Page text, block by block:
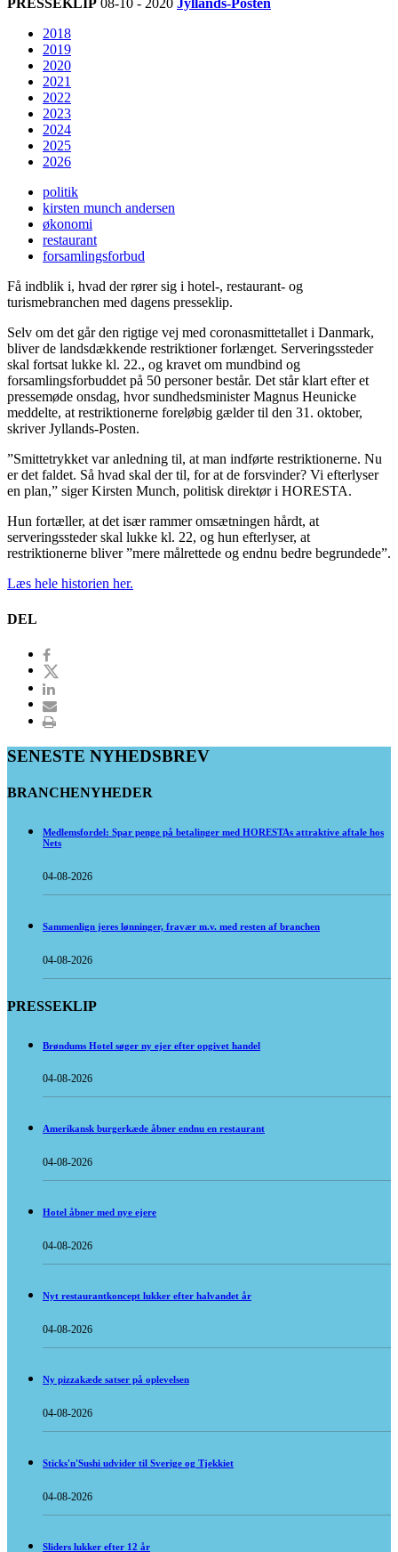
PRESSEKLIP 08-10 - 2020 Jyllands-Posten
2018
2019
2020
2021
2022
2023
2024
2025
2026
politik
kirsten munch andersen
økonomi
restaurant
forsamlingsforbud
Få indblik i, hvad der rører sig i hotel-, restaurant- og
turismebranchen med dagens presseklip.
Selv om det går den rigtige vej med coronasmittetallet i Danmark,
bliver de landsdækkende restriktioner forlænget. Serveringssteder
skal fortsat lukke kl. 22., og kravet om mundbind og
forsamlingsforbuddet på 50 personer består. Det står klart efter et
pressemøde onsdag, hvor sundhedsminister Magnus Heunicke
meddelte, at restriktionerne foreløbig gælder til den 31. oktober,
skriver Jyllands-Posten.
”Smittetrykket var anledning til, at man indførte restriktionerne. Nu
er det faldet. Så hvad skal der til, for at de forsvinder? Vi efterlyser
en plan,” siger Kirsten Munch, politisk direktør i HORESTA.
Hun fortæller, at det især rammer omsætningen hårdt, at
serveringssteder skal lukke kl. 22, og hun efterlyser, at
restriktionerne bliver ”mere målrettede og endnu bedre begrundede”.
Læs hele historien her.
DEL
SENESTE NYHEDSBREV
BRANCHENYHEDER
Medlemsfordel: Spar penge på betalinger med HORESTAs attraktive aftale hos
Nets
04-08-2026
Sammenlign jeres lønninger, fravær m.v. med resten af branchen
04-08-2026
PRESSEKLIP
Brøndums Hotel søger ny ejer efter opgivet handel
04-08-2026
Amerikansk burgerkæde åbner endnu en restaurant
04-08-2026
Hotel åbner med nye ejere
04-08-2026
Nyt restaurantkoncept lukker efter halvandet år
04-08-2026
Ny pizzakæde satser på oplevelsen
04-08-2026
Sticks'n'Sushi udvider til Sverige og Tjekkiet
04-08-2026
Sliders lukker efter 12 år